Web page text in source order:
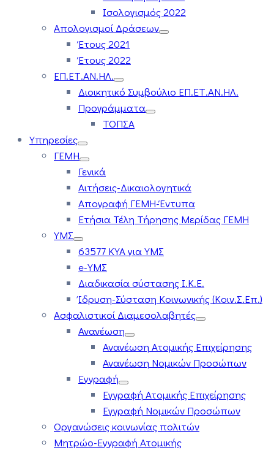
Ισολογισμός 2022
Απολογισμοί Δράσεων
Έτους 2021
Έτους 2022
ΕΠ.ΕΤ.ΑΝ.ΗΛ.
Διοικητικό Συμβούλιο ΕΠ.ΕΤ.ΑΝ.ΗΛ.
Προγράμματα
ΤΟΠΣΑ
Υπηρεσίες
ΓΕΜΗ
Γενικά
Αιτήσεις-Δικαιολογητικά
Απογραφή ΓΕΜΗ-Έντυπα
Ετήσια Τέλη Τήρησης Μερίδας ΓΕΜΗ
ΥΜΣ
63577 ΚΥΑ για ΥΜΣ
e-ΥΜΣ
Διαδικασία σύστασης Ι.Κ.Ε.
Ίδρυση-Σύσταση Κοινωνικής (Κοιν.Σ.Επ.)
Ασφαλιστικοί Διαμεσολαβητές
Ανανέωση
Ανανέωση Ατομικής Επιχείρησης
Ανανέωση Νομικών Προσώπων
Εγγραφή
Εγγραφή Ατομικής Επιχείρησης
Εγγραφή Νομικών Προσώπων
Οργανώσεις κοινωνίας πολιτών
Μητρώο-Εγγραφή Ατομικής